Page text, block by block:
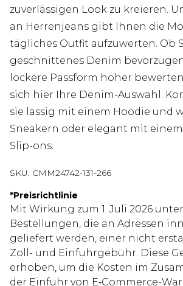
zuverlässigen Look zu kreieren.
an Herrenjeans gibt Ihnen die
tägliches Outfit aufzuwerten. Ob
geschnittenes Denim
lockere Passform höher
sich hier Ihre Denim-Auswahl.
sie lässig mit einem Hoodie und
Sneakern oder elegant mit
Slip-ons.
SKU: CMM24742-131-266
*Preisrichtlinie
Mit Wirkung zum 1. Juli 2026
Bestellungen, die an Adressen
geliefert werden, einer nicht
Zoll- und Einfuhrgebühr. Diese
erhoben, um die Kosten im
der Einfuhr von E‑Commerce-